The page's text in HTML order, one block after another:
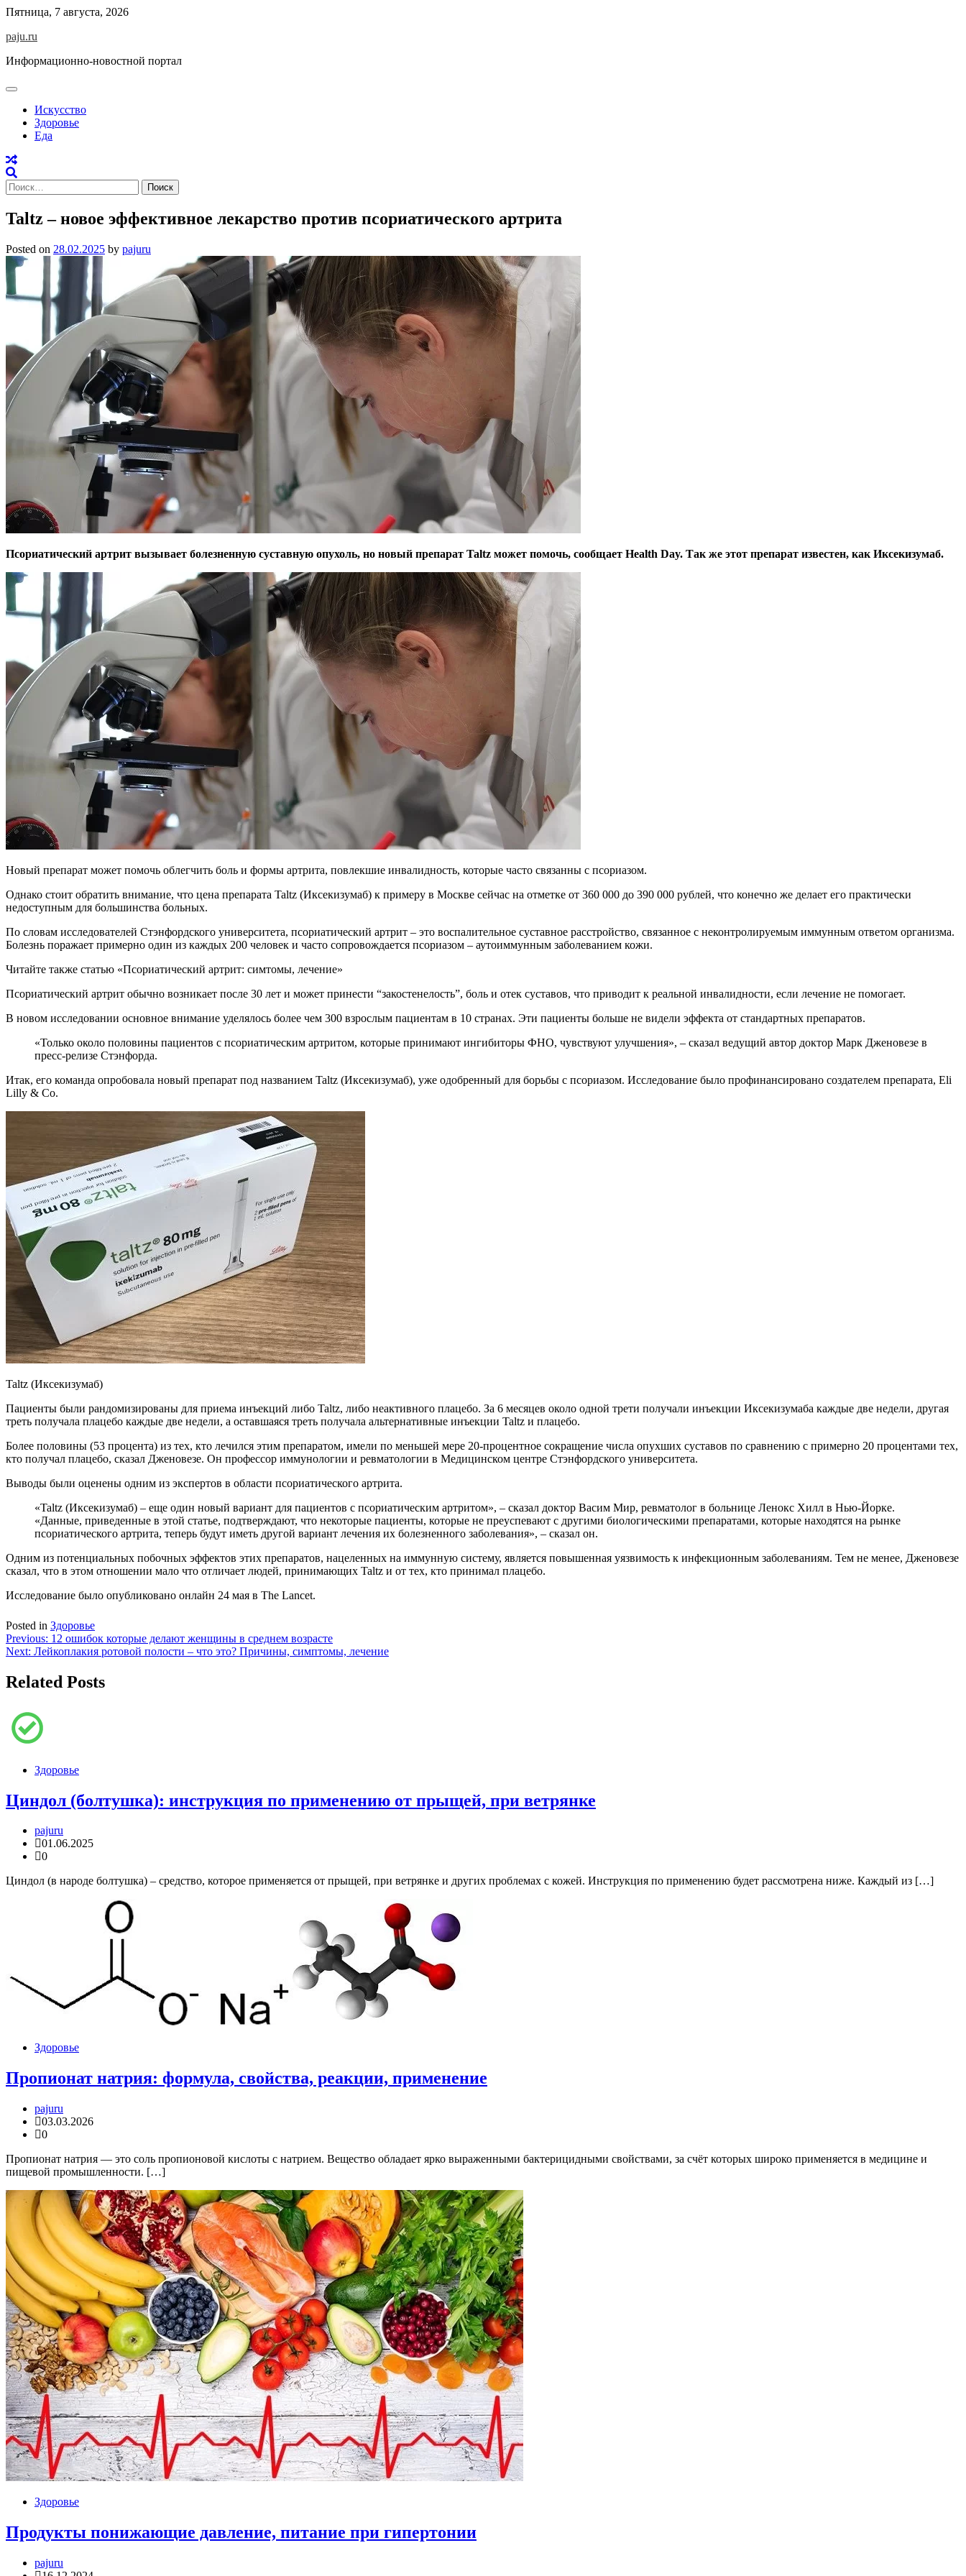
Skip
content
Пятница, 7 августа, 2026
paju.ru
Информационно-новостной портал
Искусство
Здоровье
Еда
Найти:
Taltz – новое эффективное лекарство против псориатического артрита
Posted on 28.02.2025 by pajuru
Псориатический артрит вызывает болезненную суставную опухоль, но новый препарат Taltz может помочь, сообщает Health Day. Так же этот препарат известен, как Иксекизумаб.
Новый препарат может помочь облегчить боль и формы артрита, повлекшие инвалидность, которые часто связанны с псориазом.
Однако стоит обратить внимание, что цена препарата Taltz (Иксекизумаб) к примеру в Москве сейчас на отметке от 360 000 до 390 000 рублей, что конечно же делает его практически
недоступным для большинства больных.
По словам исследователей Стэнфордского университета, псориатический артрит – это воспалительное суставное расстройство, связанное с неконтролируемым иммунным ответом организма.
Болезнь поражает примерно один из каждых 200 человек и часто сопровождается псориазом – аутоиммунным заболеванием кожи.
Читайте также статью «Псориатический артрит: симтомы, лечение»
Псориатический артрит обычно возникает после 30 лет и может принести “закостенелость”, боль и отек суставов, что приводит к реальной инвалидности, если лечение не помогает.
В новом исследовании основное внимание уделялось более чем 300 взрослым пациентам в 10 странах. Эти пациенты больше не видели эффекта от стандартных препаратов.
«Только около половины пациентов с псориатическим артритом, которые принимают ингибиторы ФНО, чувствуют улучшения», – сказал ведущий автор доктор Марк Дженовезе в
пресс-релизе Стэнфорда.
Итак, его команда опробовала новый препарат под названием Taltz (Иксекизумаб), уже одобренный для борьбы с псориазом. Исследование было профинансировано создателем препарата, Eli
Lilly & Co.
Taltz (Иксекизумаб)
Пациенты были рандомизированы для приема инъекций либо Taltz, либо неактивного плацебо. За 6 месяцев около одной трети получали инъекции Иксекизумаба каждые две недели, другая
треть получала плацебо каждые две недели, а оставшаяся треть получала альтернативные инъекции Taltz и плацебо.
Более половины (53 процента) из тех, кто лечился этим препаратом, имели по меньшей мере 20-процентное сокращение числа опухших суставов по сравнению с примерно 20 процентами тех,
кто получал плацебо, сказал Дженовезе. Он профессор иммунологии и ревматологии в Медицинском центре Стэнфордского университета.
Выводы были оценены одним из экспертов в области псориатического артрита.
«Taltz (Иксекизумаб) – еще один новый вариант для пациентов с псориатическим артритом», – сказал доктор Васим Мир, ревматолог в больнице Ленокс Хилл в Нью-Йорке.
«Данные, приведенные в этой статье, подтверждают, что некоторые пациенты, которые не преуспевают с другими биологическими препаратами, которые находятся на рынке
псориатического артрита, теперь будут иметь другой вариант лечения их болезненного заболевания», – сказал он.
Одним из потенциальных побочных эффектов этих препаратов, нацеленных на иммунную систему, является повышенная уязвимость к инфекционным заболеваниям. Тем не менее, Дженовезе
сказал, что в этом отношении мало что отличает людей, принимающих Taltz и от тех, кто принимал плацебо.
Исследование было опубликовано онлайн 24 мая в The Lancet.
Posted in Здоровье
Навигация
по
записям
Previous: 12 ошибок которые делают женщины в среднем возрасте
Next: Лейкоплакия ротовой полости – что это? Причины, симптомы, лечение
Related Posts
Здоровье
Циндол (болтушка): инструкция по применению от прыщей, при ветрянке
pajuru
01.06.2025
0
Циндол (в народе болтушка) – средство, которое применяется от прыщей, при ветрянке и других проблемах с кожей. Инструкция по применению будет рассмотрена ниже. Каждый из […]
Здоровье
Пропионат натрия: формула, свойства, реакции, применение
pajuru
03.03.2026
0
Пропионат натрия — это соль пропионовой кислоты с натрием. Вещество обладает ярко выраженными бактерицидными свойствами, за счёт которых широко применяется в медицине и
пищевой промышленности. […]
Здоровье
Продукты понижающие давление, питание при гипертонии
pajuru